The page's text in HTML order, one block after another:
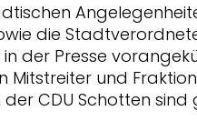
die
der Presse
Mitstreiter und
CDU Schotten